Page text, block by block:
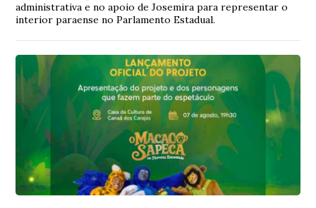
administrativa e no apoio de Josemira para representar o
interior paraense no Parlamento Estadual.